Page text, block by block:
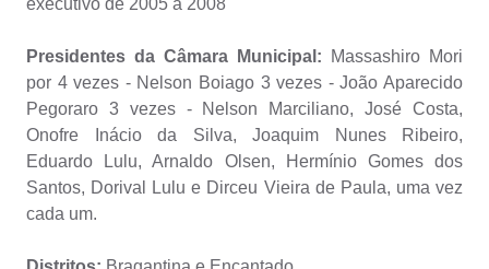
executivo de 2005 a 2008
Presidentes da Câmara Municipal: Massashiro Mori
por 4 vezes - Nelson Boiago 3 vezes - João Aparecido
Pegoraro 3 vezes - Nelson Marciliano, José Costa,
Onofre Inácio da Silva, Joaquim Nunes Ribeiro,
Eduardo Lulu, Arnaldo Olsen, Hermínio Gomes dos
Santos, Dorival Lulu e Dirceu Vieira de Paula, uma vez
cada um.